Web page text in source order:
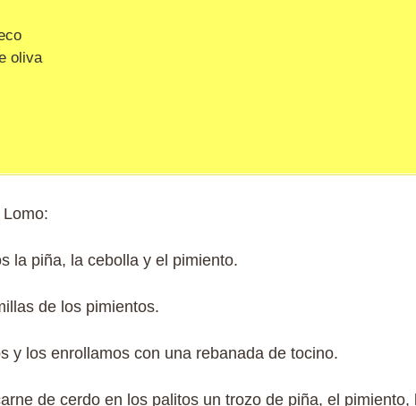
oliva
la piña, la cebolla y el pimiento.
de los pimientos.
y los enrollamos con una rebanada de tocino.
de cerdo en los palitos un trozo de piña, el